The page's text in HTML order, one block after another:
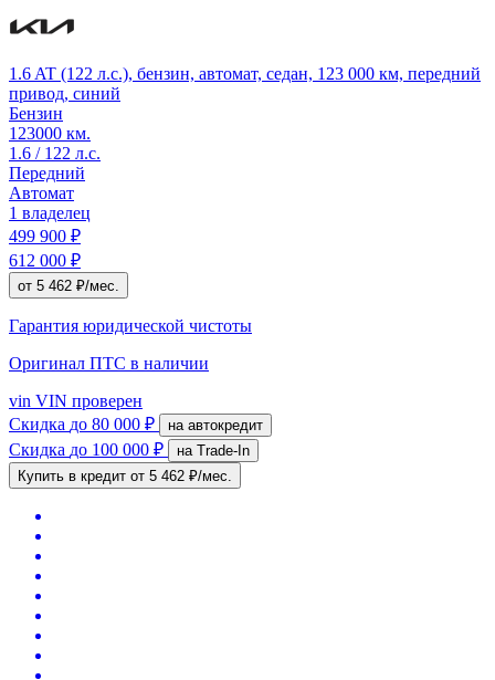
1.6 AT (122 л.с.), бензин, автомат, седан, 123 000 км, передний
привод, синий
Бензин
123000 км.
1.6 / 122 л.с.
Передний
Автомат
1 владелец
499 900 ₽
612 000 ₽
от 5 462 ₽/мес.
Гарантия юридической чистоты
Оригинал ПТС в наличии
vin VIN проверен
Скидка до 80 000 ₽ на автокредит
Скидка до 100 000 ₽
на Trade-In
Купить в кредит от 5 462 ₽/мес.